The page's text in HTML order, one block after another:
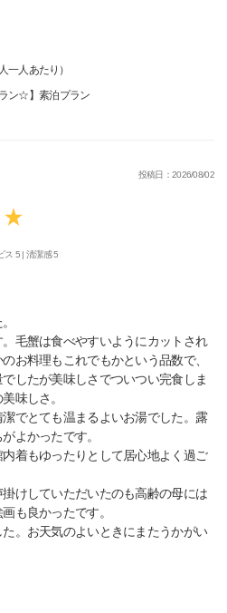
一人あたり）
ン☆】素泊プラン
投稿日：2026/08/02
ス 5 |清潔感 5
毛蟹は食べやすいようにカットされ
お料理もこれでもかという品数で、
したが美味しさでついつい完食しま
味しさ。
でとても温まるよいお湯でした。露
よかったです。
着もゆったりとして居心地よく過ご
けしていただいたのも高齢の母には
も良かったです。
。お天気のよいときにまたうかがい